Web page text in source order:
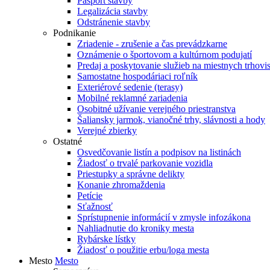
Legalizácia stavby
Odstránenie stavby
Podnikanie
Zriadenie - zrušenie a čas prevádzkarne
Oznámenie o športovom a kultúrnom podujatí
Predaj a poskytovanie služieb na miestnych
Samostatne hospodáriaci roľník
Exteriérové sedenie (terasy)
Mobilné reklamné zariadenia
Osobitné užívanie verejného priestranstva
Šaliansky jarmok, vianočné trhy, slávnosti a hody
Verejné zbierky
Ostatné
Osvedčovanie listín a podpisov na listinách
Žiadosť o trvalé parkovanie vozidla
Priestupky a správne delikty
Konanie zhromaždenia
Petície
Sťažnosť
Sprístupnenie informácií v zmysle infozákona
Nahliadnutie do kroniky mesta
Rybárske lístky
Žiadosť o použitie erbu/loga mesta
Mesto Mesto